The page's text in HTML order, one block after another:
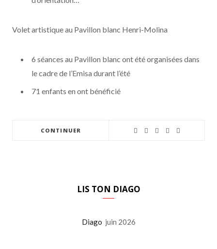
Volet artistique au Pavillon blanc Henri-Molina
6 séances au Pavillon blanc ont été organisées dans
le cadre de l’Emisa durant l’été
71 enfants en ont bénéficié
CONTINUER
LIS TON DIAGO
Diago juin 2026